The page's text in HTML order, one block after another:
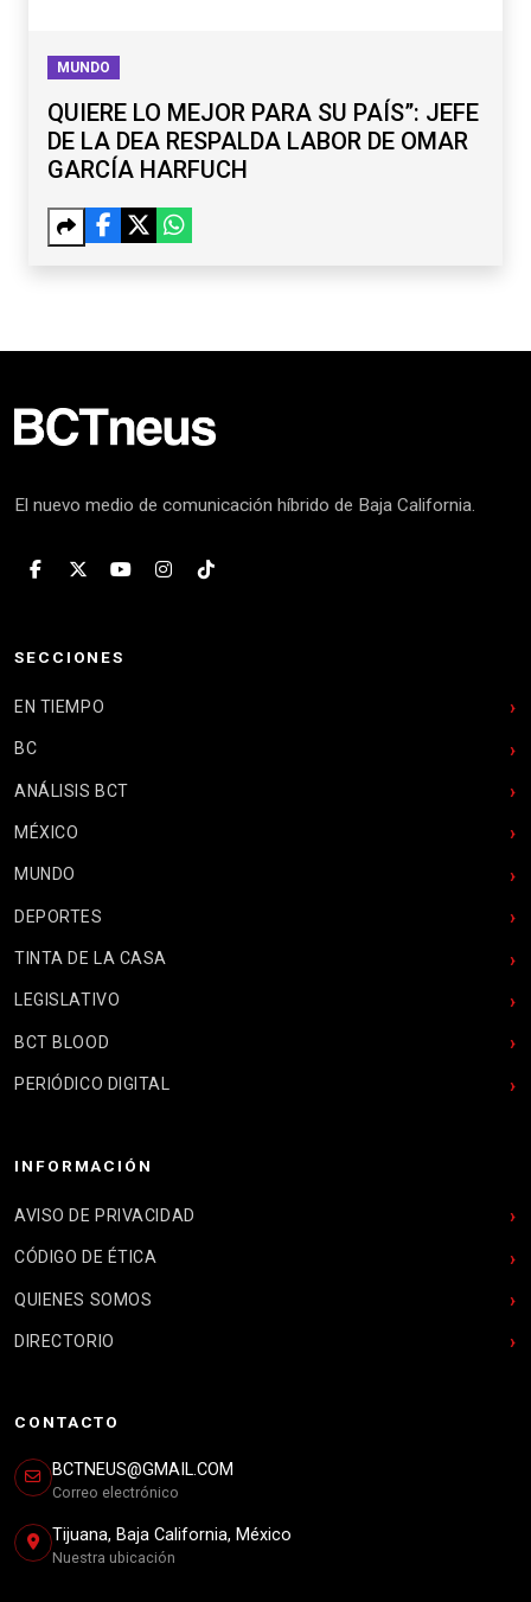
MUNDO
QUIERE LO MEJOR PARA SU PAÍS”: JEFE
DE LA DEA RESPALDA LABOR DE OMAR
GARCÍA HARFUCH
El nuevo medio de comunicación híbrido de Baja California.
SECCIONES
EN TIEMPO
BC
ANÁLISIS BCT
MÉXICO
MUNDO
DEPORTES
TINTA DE LA CASA
LEGISLATIVO
BCT BLOOD
PERIÓDICO DIGITAL
INFORMACIÓN
AVISO DE PRIVACIDAD
CÓDIGO DE ÉTICA
QUIENES SOMOS
DIRECTORIO
CONTACTO
BCTNEUS@GMAIL.COM
Correo electrónico
Tijuana, Baja California, México
Nuestra ubicación